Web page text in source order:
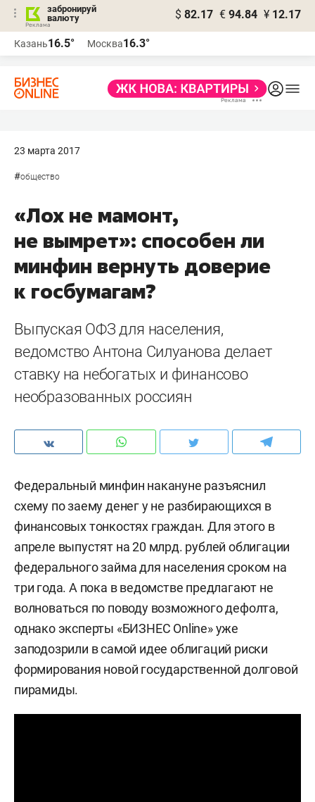
забронируй
валюту
$ 82.17 € 94.84 ¥ 12.17
Казань16.5° Москва16.3°
23 марта 2017
#общество
«Лох не мамонт,
не вымрет»: способен ли
минфин вернуть доверие
к госбумагам?
Выпуская ОФЗ для населения,
ведомство Антона Силуанова делает
ставку на небогатых и финансово
необразованных россиян
Федеральный минфин накануне разъяснил
схему по заему денег у не разбирающихся в
финансовых тонкостях граждан. Для этого в
апреле выпустят на 20 млрд. рублей облигации
федерального займа для населения сроком на
три года. А пока в ведомстве предлагают не
волноваться по поводу возможного дефолта,
однако эксперты «БИЗНЕС Online» уже
заподозрили в самой идее облигаций риски
формирования новой государственной долговой
пирамиды.